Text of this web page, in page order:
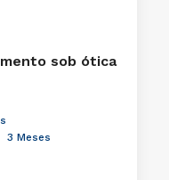
sob ótica
3 Meses